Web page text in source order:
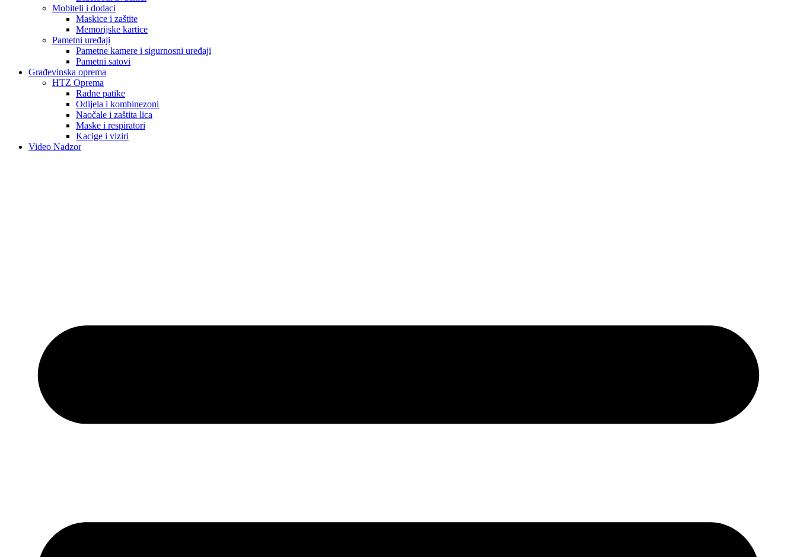
Mobiteli i dodaci
Maskice i zaštite
Memorijske kartice
Pametni uređaji
Pametne kamere i sigurnosni uređaji
Pametni satovi
Građevinska oprema
HTZ Oprema
Radne patike
Odijela i kombinezoni
Naočale i zaštita lica
Maske i respiratori
Kacige i viziri
Video Nadzor